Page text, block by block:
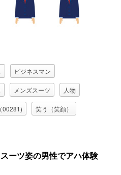
ビジネスマン
メンズスーツ 人物
00281) 笑う（笑顔）
ーツ姿の男性でアハ体験